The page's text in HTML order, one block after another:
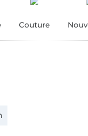
Couture